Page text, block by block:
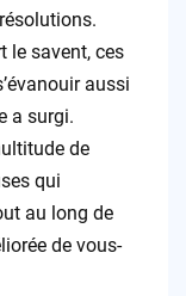
le savent, ces
aussi
a surgi.
de
qui
au long de
de vous-